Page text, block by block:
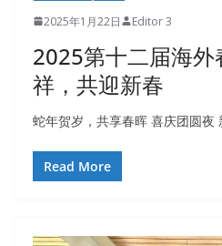
2025年1月22日 Editor 3
2025第十二届海
祥，共迎新春
蛇年贺岁，共享春晖 喜庆团圆夜
Read More